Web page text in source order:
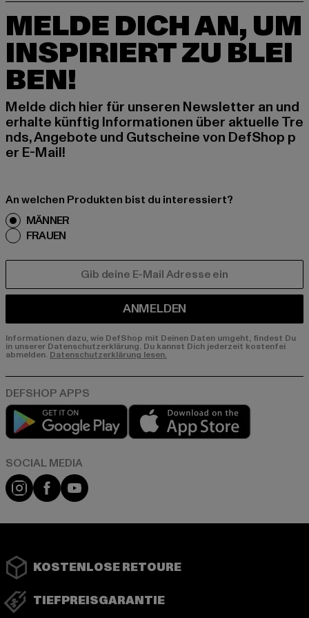
MELDE DICH AN, UM
INSPIRIERT ZU BLEI
BEN!
Melde dich hier für unseren Newsletter an und
erhalte künftig Informationen über aktuelle Tre
nds, Angebote und Gutscheine von DefShop p
er E-Mail!
An welchen Produkten bist du interessiert?
MÄNNER
FRAUEN
ANMELDEN
Informationen dazu, wie DefShop mit Deinen Daten umgeht, findest Du
in unserer Datenschutzerklärung. Du kannst Dich jederzeit kostenfei
abmelden. Datenschutzerklärung lesen.
Play market
Instagram
FacebookYouTube
KOSTENLOSE RETOURE
TIEFPREISGARANTIE